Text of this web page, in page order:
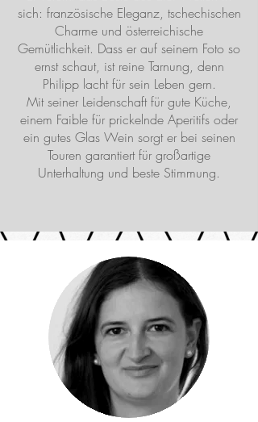
sich: französische Eleganz, tschechischen
Charme und österreichische
Gemütlichkeit. Dass er auf seinem Foto so
ernst schaut, ist reine Tarnung, denn
Philipp lacht für sein Leben gern.
Mit seiner Leidenschaft für gute Küche,
einem Faible für prickelnde Aperitifs oder
ein gutes Glas Wein sorgt er bei seinen
Touren garantiert für großartige
Unterhaltung und beste Stimmung.